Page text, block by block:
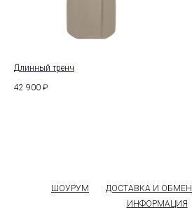
Длинный тренч
42 900 ₽
ШОУРУМ ДОСТАВКА И ОБМЕН
ИНФОРМАЦИЯ